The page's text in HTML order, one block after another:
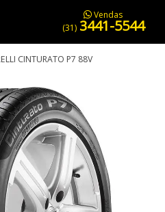
AUTOMOTIVOS NOSSA LOJA
Vendas
(31) 3441-5544
CINTURATO P7 88V